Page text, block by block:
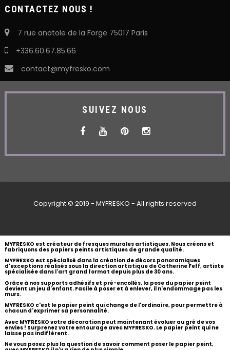
CONTACTEZ NOUS !
7 rue anatole de la Forge 75017 Paris
+336.60.67.85.66
contact@myfresko.com
SUIVEZ NOUS
Copyright © 2019 - MYFRESKO - All rights reserved
MYFRESKO est créateur de fresques murales artistiques. Nous créons et
fabriquons des papiers peints artistiques de grande qualité.
MYFRESKO est spécialisé dans la création de décors panoramiques
d'exceptions réalisés sous la direction artistique de Catherine Feff, artiste
spécialisée dans l'art grand format depuis plus de 30 ans.
Grâce à nos supports adhésifs et pré-encollés, la pose du papier peint
devient un jeu d'enfant. Facile à poser et à enlever, il n'endommage pas les
murs.
MYFRESKO c'est le papier peint qui change de l'ordinaire, pour permettre à
chacun d'exprimer sa personnalité.
Avec MYFRESKO votre décoration peut maintenant évoluer au gré de vos
envies ! Surprenez votre entourage avec MYFRESKO. Le papier peint qui ne
laisse pas indifférent.
Ne vous posez plus la question de savoir comment poser le papier peint,